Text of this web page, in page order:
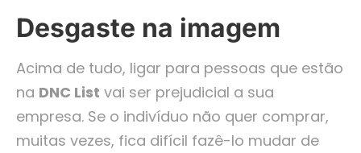
Desgaste na imagem
Acima de tudo, ligar para pessoas que estão
na DNC List vai ser prejudicial a sua
empresa. Se o indivíduo não quer comprar,
muitas vezes, fica difícil fazê-lo mudar de